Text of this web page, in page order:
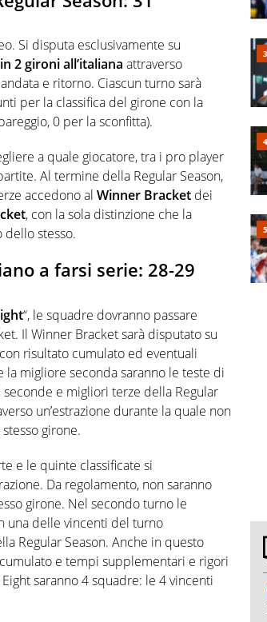
Si disputa esclusivamente su
2 gironi all’italiana attraverso
e ritorno. Ciascun turno sarà
per la classifica del girone con la
0 per la sconfitta).
a quale giocatore, tra i pro player
Al termine della Regular Season,
accedono al Winner Bracket dei
, con la sola distinzione che la
dello stesso.
a farsi serie: 28-29
“, le squadre dovranno passare
Il Winner Bracket sarà disputato su
risultato cumulato ed eventuali
migliore seconda saranno le teste di
e migliori terze della Regular
un’estrazione durante la quale non
girone.
e le quinte classificate si
Da regolamento, non saranno
girone. Nel secondo turno le
una delle vincenti del turno
Regular Season. Anche in questo
e tempi supplementari e rigori
saranno 4 squadre: le 4 vincenti